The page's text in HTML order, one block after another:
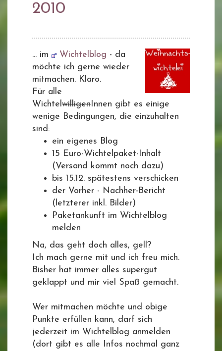
2010
... im Wichtelblog - da
möchte ich gerne wieder
mitmachen. Klaro.
Für alle
WichtelwilligenInnen gibt es einige
wenige Bedingungen, die einzuhalten
sind:
ein eigenes Blog
15 Euro-Wichtelpaket-Inhalt
(Versand kommt noch dazu)
bis 15.12. spätestens verschicken
der Vorher - Nachher-Bericht
(letzterer inkl. Bilder)
Paketankunft im Wichtelblog
melden
Na, das geht doch alles, gell?
Ich mach gerne mit und ich freu mich.
Bisher hat immer alles supergut
geklappt und mir viel Spaß gemacht.
Wer mitmachen möchte und obige
Punkte erfüllen kann, darf sich
jederzeit im Wichtelblog anmelden
(dort gibt es alle Infos nochmal ganz